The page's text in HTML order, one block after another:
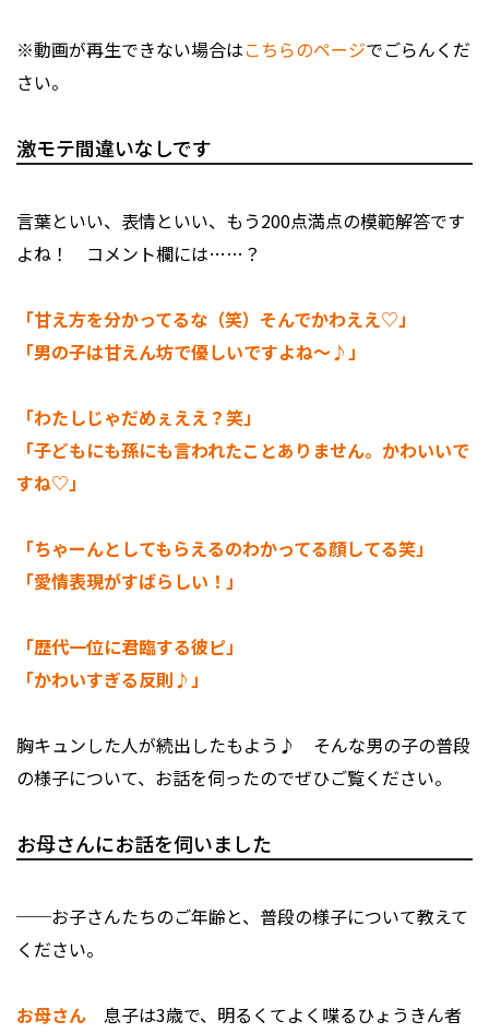
※動画が再生できない場合はこちらのページでごらんくだ
さい。
激モテ間違いなしです
言葉といい、表情といい、もう200点満点の模範解答です
よね！ コメント欄には……？
「甘え方を分かってるな（笑）そんでかわええ♡」
「男の子は甘えん坊で優しいですよね～♪」
「わたしじゃだめぇええ？笑」
「子どもにも孫にも言われたことありません。かわいいで
すね♡」
「ちゃーんとしてもらえるのわかってる顔してる笑」
「愛情表現がすばらしい！」
「歴代一位に君臨する彼ピ」
「かわいすぎる反則♪」
胸キュンした人が続出したもよう♪ そんな男の子の普段
の様子について、お話を伺ったのでぜひご覧ください。
お母さんにお話を伺いました
──お子さんたちのご年齢と、普段の様子について教えて
ください。
お母さん 息子は3歳で、明るくてよく喋るひょうきん者